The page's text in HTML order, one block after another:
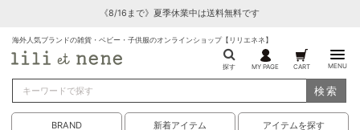
《8/16まで》夏季休業中は送料無料です
海外人気ブランドの雑貨・ベビー・子供服のオンラインショップ【リリエネネ】
探す MY PAGE CART MENU
検索
BRAND 新着アイテム アイテムを探す